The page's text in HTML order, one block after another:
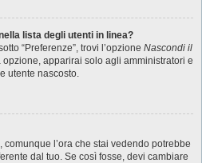
lista degli utenti in linea?
“Preferenze”, trovi l’opzione Nascondi il
opzione, apparirai solo agli amministratori e
utente nascosto.
comunque l’ora che stai vedendo potrebbe
dal tuo. Se così fosse, devi cambiare